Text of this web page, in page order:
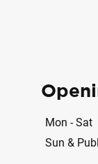
Mon - Sat
Sun &